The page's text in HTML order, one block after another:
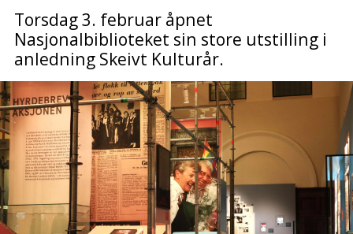
Torsdag 3. februar åpnet
Nasjonalbiblioteket sin store utstilling i
anledning Skeivt Kulturår.